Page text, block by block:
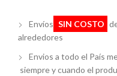
Envíos SIN COSTO
alrededores
Envios a todo el País
siempre y cuando el